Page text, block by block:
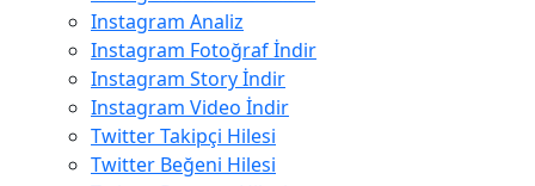
Instagram Analiz
Instagram Fotoğraf İndir
Instagram Story İndir
Instagram Video İndir
Twitter Takipçi Hilesi
Twitter Beğeni Hilesi